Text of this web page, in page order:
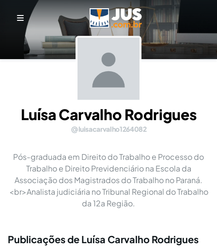
Luísa Carvalho Rodrigues
luisacarvalho1264082
Pós-graduada em Direito do Trabalho e Processo do
Trabalho e Direito Previdenciário na Escola da
Associação dos Magistrados do Trabalho no Paraná.
<br>Analista judiciária no Tribunal Regional do Trabalho
da 12a Região.
Publicações de Luísa Carvalho Rodrigues